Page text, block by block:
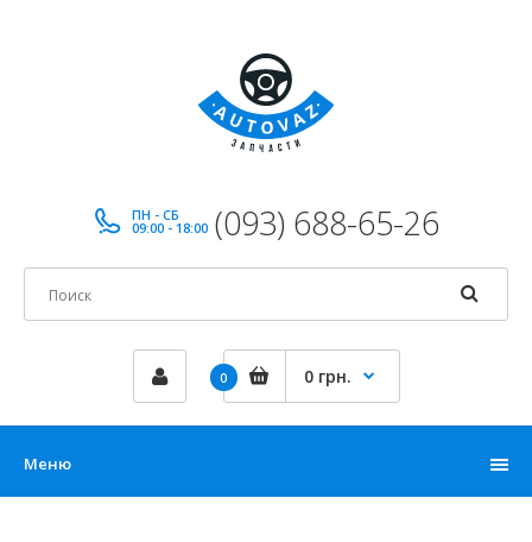
ПН - СБ
09:00 - 18:00 (093) 688-65-26
0 0 грн.
Меню